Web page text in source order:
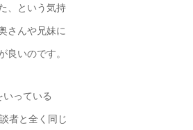
、という気持
さんや兄妹に
良いのです。
っている
者と全く同じ